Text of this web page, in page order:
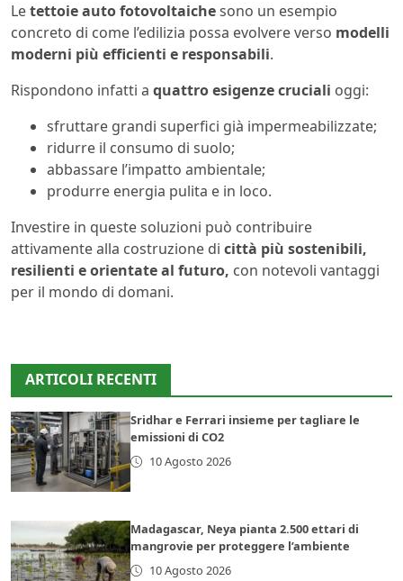
Letettoie auto fotovoltaichesono un esempio
concreto di come l’edilizia possa evolvere verso modelli
moderni più efficienti e responsabili.
Rispondono infatti a quattro esigenze cruciali oggi:
sfruttare grandi superfici già impermeabilizzate;
ridurre il consumo di suolo;
abbassare l’impatto ambientale;
produrre energia pulita e in loco.
Investire in queste soluzioni può contribuire
attivamente alla costruzione di città più sostenibili,
resilienti e orientate al futuro, con notevoli vantaggi
per il mondo di domani.
ARTICOLI RECENTI
Sridhar e Ferrari insieme per tagliare le
emissioni di CO2
10 Agosto 2026
Madagascar, Neya pianta 2.500 ettari di
mangrovie per proteggere l’ambiente
10 Agosto 2026